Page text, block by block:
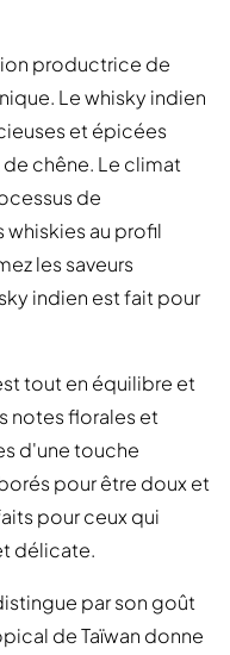
productrice de
Le whisky indien
et épicées
chêne. Le climat
de
au profil
les saveurs
indien est fait pour
tout en équilibre et
notes florales et
d'une touche
pour être doux et
pour ceux qui
délicate.
par son goût
de Taïwan donne